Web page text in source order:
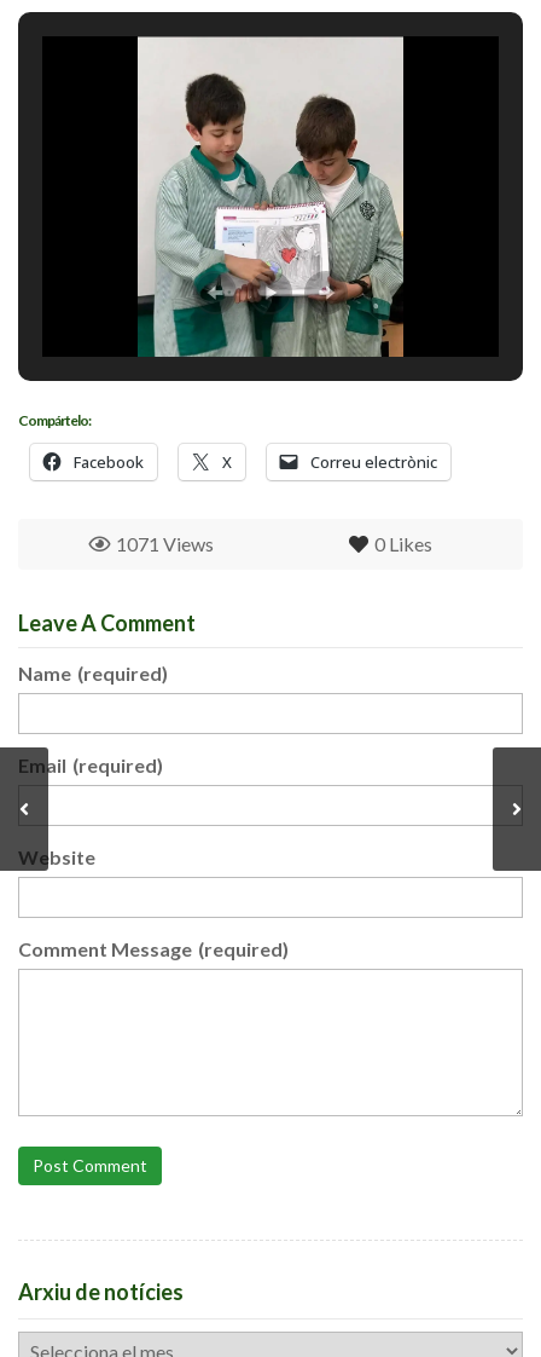
Compártelo:
Facebook X Correu electrònic
0 Likes
1071 Views
Leave A Comment
Name (required)
Email (required)
Website
Comment Message (required)
Post Comment
Arxiu de notícies
Arxiu